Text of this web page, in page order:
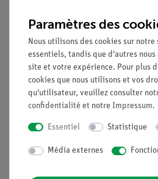
Légal
Contact
Conditions générales de vente
Mentions légales
Service
Paramètres des
Nous utilisons des cookies sur
essentiels, tandis que d'autres
site et votre expérience. Pour plus
cookies que nous utilisons et vos
qu'utilisateur, veuillez consulter
confidentialité et notre Impressum.
Essentiel Statistique
Média externes